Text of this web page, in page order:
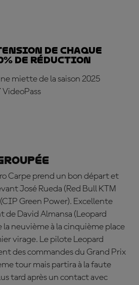
de chaque
de réduction
miette de la saison 2025
VideoPass
Carpe prend un bon départ et
José Rueda (Red Bull KTM
(CIP Green Power). Excellente
de David Almansa (Leopard
la neuvième à la cinquième place
virage. Le pilote Leopard
des commandes du Grand Prix
tour mais partira à la faute
tard après un contact avec